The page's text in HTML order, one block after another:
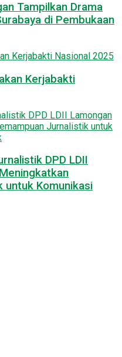
Tampilkan Drama
di Pembukaan
Kerjabakti
DPD LDII
untuk Komunikasi